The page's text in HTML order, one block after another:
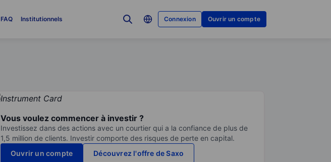
FAQ Institutionnels Connexion Ouvrir un compte
Vous voulez commencer à investir ?
Investissez dans des actions avec un courtier qui a la confiance de plus de
1,5 million de clients. Investir comporte des risques de perte en capital.
Ouvrir un compte
Découvrez l'offre de Saxo